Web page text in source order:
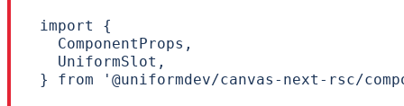
import {
  ComponentProps,
  UniformSlot,
} from '@uniformdev/canvas-next-rsc/